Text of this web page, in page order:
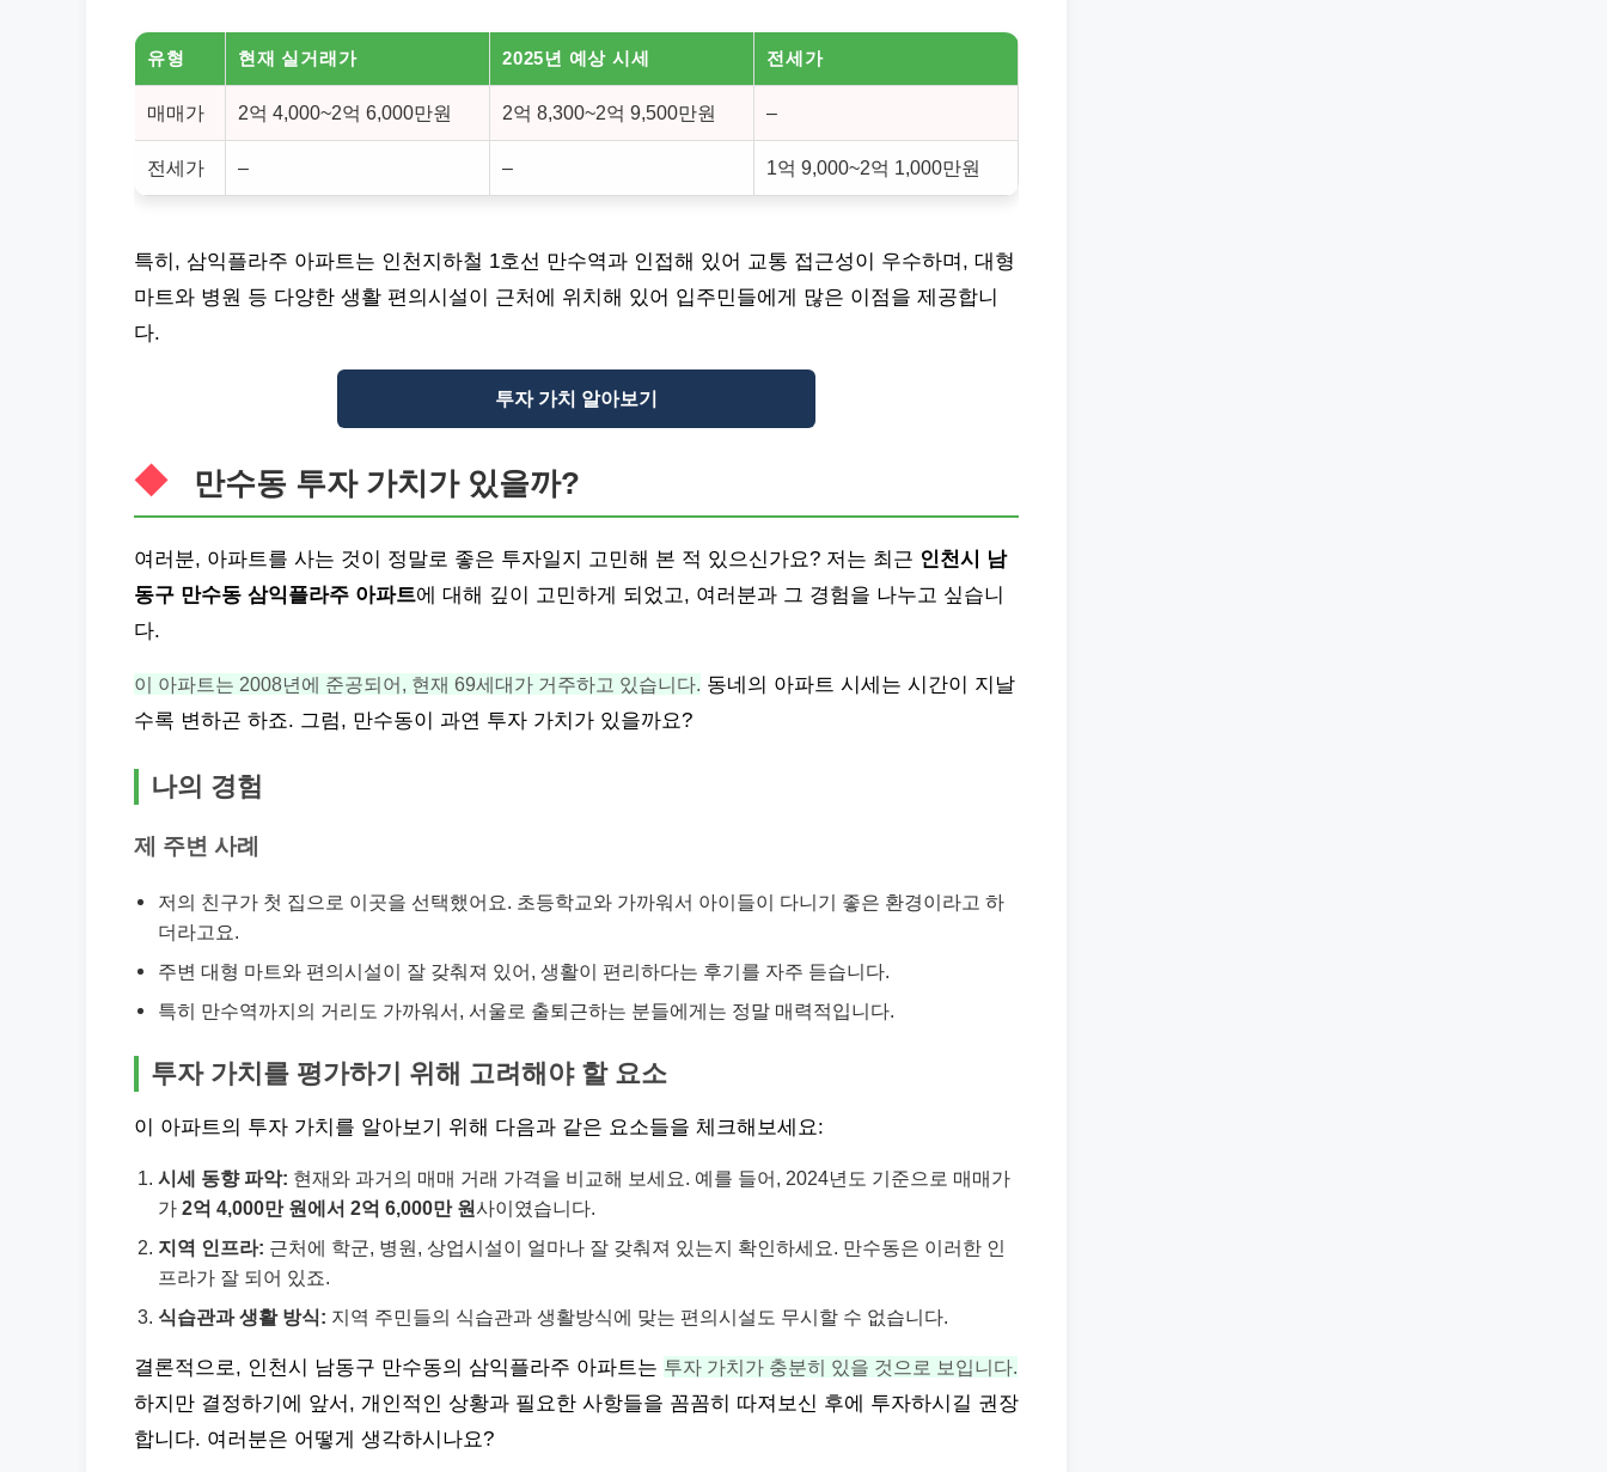
유형 현재 실거래가 2025년 예상 시세 전세가
매매가 2억 4,000~2억 6,000만원 2억 8,300~2억 9,500만원 –
전세가 – – 1억 9,000~2억 1,000만원
특히, 삼익플라주 아파트는 인천지하철 1호선 만수역과 인접해 있어 교통 접근성이 우수하며, 대형
마트와 병원 등 다양한 생활 편의시설이 근처에 위치해 있어 입주민들에게 많은 이점을 제공합니
다.
투자 가치 알아보기
만수동 투자 가치가 있을까?
여러분, 아파트를 사는 것이 정말로 좋은 투자일지 고민해 본 적 있으신가요? 저는 최근 인천시 남
동구 만수동 삼익플라주 아파트에 대해 깊이 고민하게 되었고, 여러분과 그 경험을 나누고 싶습니
다.
이 아파트는 2008년에 준공되어, 현재 69세대가 거주하고 있습니다. 동네의 아파트 시세는 시간이 지날
수록 변하곤 하죠. 그럼, 만수동이 과연 투자 가치가 있을까요?
나의 경험
제 주변 사례
저의 친구가 첫 집으로 이곳을 선택했어요. 초등학교와 가까워서 아이들이 다니기 좋은 환경이라고 하
더라고요.
주변 대형 마트와 편의시설이 잘 갖춰져 있어, 생활이 편리하다는 후기를 자주 듣습니다.
특히 만수역까지의 거리도 가까워서, 서울로 출퇴근하는 분들에게는 정말 매력적입니다.
투자 가치를 평가하기 위해 고려해야 할 요소
이 아파트의 투자 가치를 알아보기 위해 다음과 같은 요소들을 체크해보세요:
시세 동향 파악: 현재와 과거의 매매 거래 가격을 비교해 보세요. 예를 들어, 2024년도 기준으로 매매가
가 2억 4,000만 원에서 2억 6,000만 원사이였습니다.
지역 인프라: 근처에 학군, 병원, 상업시설이 얼마나 잘 갖춰져 있는지 확인하세요. 만수동은 이러한 인
프라가 잘 되어 있죠.
식습관과 생활 방식: 지역 주민들의 식습관과 생활방식에 맞는 편의시설도 무시할 수 없습니다.
결론적으로, 인천시 남동구 만수동의 삼익플라주 아파트는 투자 가치가 충분히 있을 것으로 보입니다.
하지만 결정하기에 앞서, 개인적인 상황과 필요한 사항들을 꼼꼼히 따져보신 후에 투자하시길 권장
합니다. 여러분은 어떻게 생각하시나요?